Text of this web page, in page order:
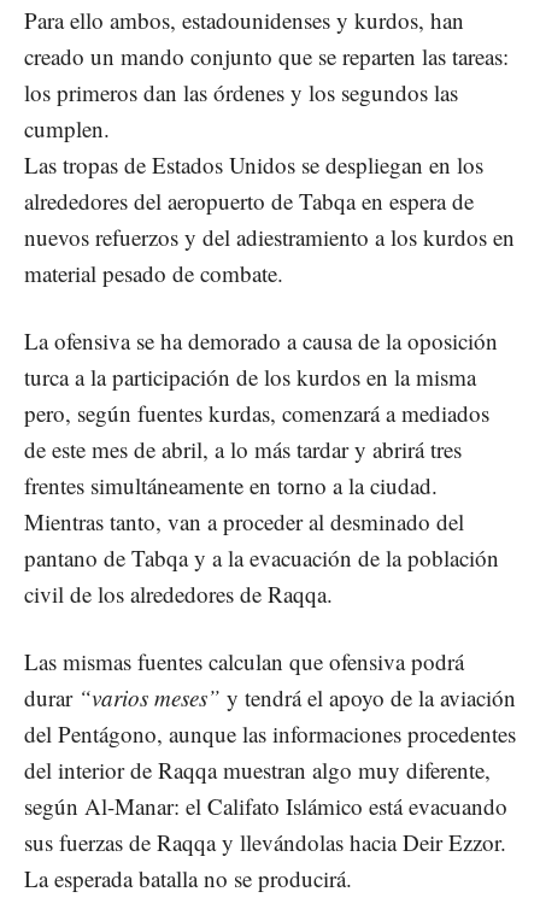
Para ello ambos, estadounidenses y kurdos, han
creado un mando conjunto que se reparten las tareas:
los primeros dan las órdenes y los segundos las
cumplen.
Las tropas de Estados Unidos se despliegan en los
alrededores del aeropuerto de Tabqa en espera de
nuevos refuerzos y del adiestramiento a los kurdos en
material pesado de combate.
La ofensiva se ha demorado a causa de la oposición
turca a la participación de los kurdos en la misma
pero, según fuentes kurdas, comenzará a mediados
de este mes de abril, a lo más tardar y abrirá tres
frentes simultáneamente en torno a la ciudad.
Mientras tanto, van a proceder al desminado del
pantano de Tabqa y a la evacuación de la población
civil de los alrededores de Raqqa.
Las mismas fuentes calculan que ofensiva podrá
durar“varios meses” y tendrá el apoyo de la aviación
del Pentágono, aunque las informaciones procedentes
del interior de Raqqa muestran algo muy diferente,
según Al-Manar: el Califato Islámico está evacuando
sus fuerzas de Raqqa y llevándolas hacia Deir Ezzor.
La esperada batalla no se producirá.